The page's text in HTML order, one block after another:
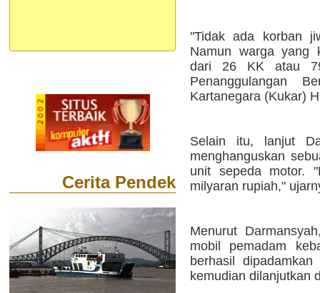
Cerita Pendek
"Tidak ada korban
Namun warga yang
dari 26 KK atau
Penanggulangan
Kartanegara (Kukar)
Selain itu, lanjut
menghanguskan
unit sepeda motor.
milyaran rupiah,"
Menurut
mobil pemadam
berhasil
kemudian dilanjutkan